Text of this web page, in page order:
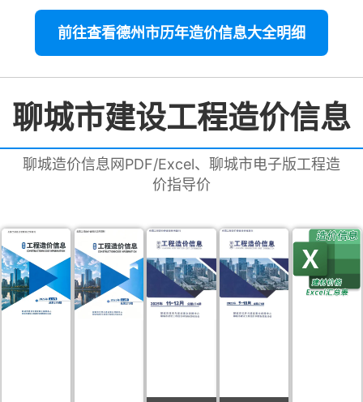
前往查看德州市历年造价信息大全明细
聊城市建设工程造价信息
聊城造价信息网PDF/Excel、聊城市电子版工程造
价指导价